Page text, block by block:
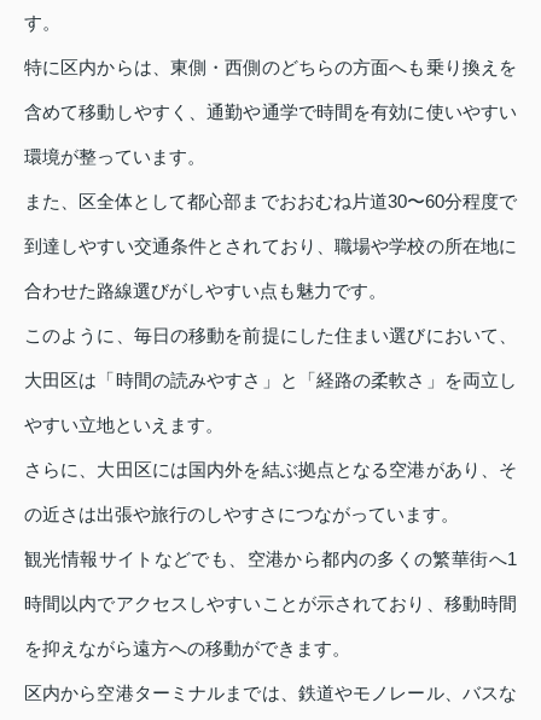
す。
特に区内からは、東側・西側のどちらの方面へも乗り換えを
含めて移動しやすく、通勤や通学で時間を有効に使いやすい
環境が整っています。
また、区全体として都心部までおおむね片道30〜60分程度で
到達しやすい交通条件とされており、職場や学校の所在地に
合わせた路線選びがしやすい点も魅力です。
このように、毎日の移動を前提にした住まい選びにおいて、
大田区は「時間の読みやすさ」と「経路の柔軟さ」を両立し
やすい立地といえます。
さらに、大田区には国内外を結ぶ拠点となる空港があり、そ
の近さは出張や旅行のしやすさにつながっています。
観光情報サイトなどでも、空港から都内の多くの繁華街へ1
時間以内でアクセスしやすいことが示されており、移動時間
を抑えながら遠方への移動ができます。
区内から空港ターミナルまでは、鉄道やモノレール、バスな